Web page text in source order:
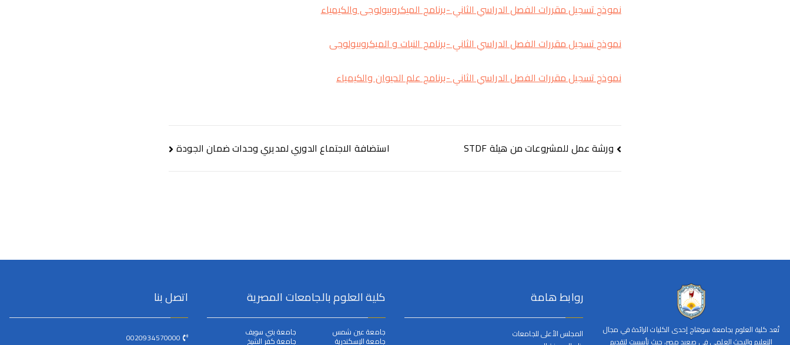
نموذج تسجيل مقررات الفصل الدراسي الثاني -برنامج الميكروبيولوجى والكيمياء
نموذج تسجيل مقررات الفصل الدراسي الثاني -برنامج النبات و الميكروبيولوجى
نموذج تسجيل مقررات الفصل الدراسي الثاني -برنامج علم الحيوان والكيمياء
ورشة عمل للمشروعات من هيئة STDF استضافة الاجتماع الدوري لمديري وحدات ضمان الجودة
تُعد كلية العلوم بجامعة سوهاج إحدى الكليات الرائدة في مجال
التعليم والبحث العلمي في صعيد مصر، حيث تأسست لتقديم
روابط هامة
المجلس الأعلى للجامعات
كلية العلوم بالجامعات المصرية
جامعة عين شمس
جامعة الإسكندرية
جامعة بني سويف
جامعة كفر الشيخ
اتصل بنا